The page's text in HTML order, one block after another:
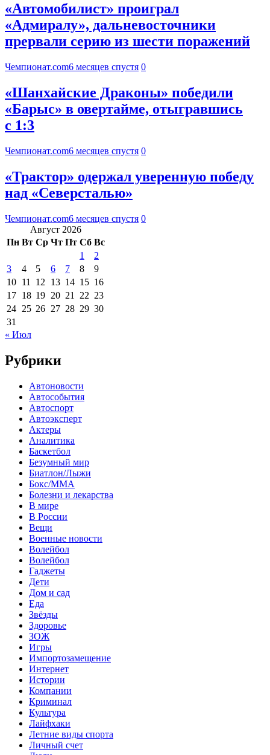
«Автомобилист» проиграл
«Адмиралу», дальневосточники
прервали серию из шести поражений
Чемпионат.com6 месяцев спустя 0
«Шанхайские Драконы» победили
«Барыс» в овертайме, отыгравшись
с 1:3
Чемпионат.com6 месяцев спустя 0
«Трактор» одержал уверенную победу
над «Северсталью»
Чемпионат.com6 месяцев спустя 0
Август 2026
Пн Вт Ср Чт Пт Сб Вс
1
2
3
4 5 6 7 8
9
10 11 12 13 14 15 16
17 18 19 20 21 22 23
24 25 26 27 28 29 30
31
« Июл
Рубрики
Автоновости
Автособытия
Автоспорт
Автоэксперт
Актеры
Аналитика
Баскетбол
Безумный мир
Биатлон/Лыжи
Бокс/MMA
Болезни и лекарства
В мире
В России
Вещи
Военные новости
Волейбол
Волейбол
Гаджеты
Дети
Дом и сад
Еда
Звёзды
Здоровье
ЗОЖ
Игры
Импортозамещение
Интернет
Истории
Компании
Криминал
Культура
Лайфхаки
Летние виды спорта
Личный счет